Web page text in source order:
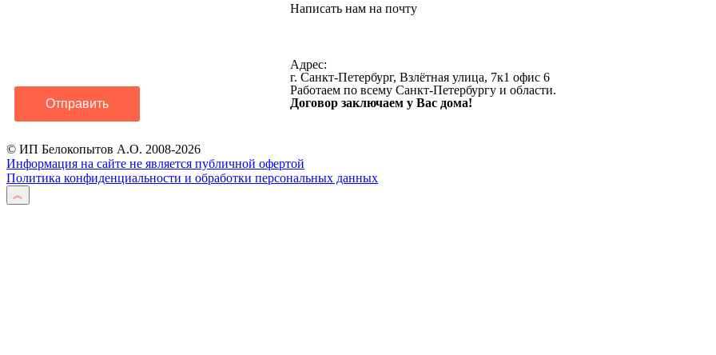
Отправить
Написать нам на почту
Адрес:
г. Санкт-Петербург, Взлётная улица, 7к1 офис 6
Работаем по всему Санкт-Петербургу и области.
Договор заключаем у Вас дома!
© ИП Белокопытов А.О. 2008-2026
Информация на сайте не является публичной офертой
Политика конфиденциальности и обработки персональных данных